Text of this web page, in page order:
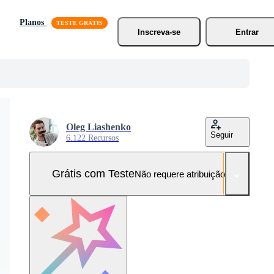
Planos
Inscreva-se
Entrar
Oleg Liashenko
6.122 Recursos Seguir
Grátis com TesteNão requere atribuição!